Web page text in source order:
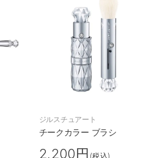
ジルスチュアート
チークカラー ブラシ
2,200円 (税込)